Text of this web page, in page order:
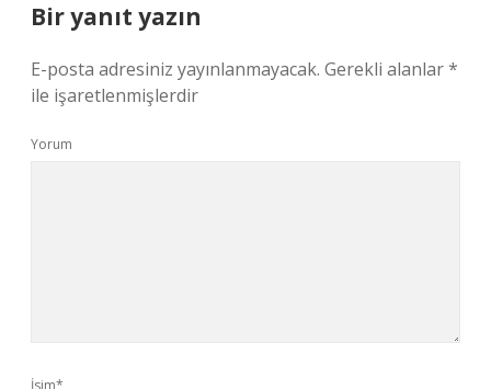
Bir yanıt yazın
E-posta adresiniz yayınlanmayacak. Gerekli alanlar*
ile işaretlenmişlerdir
Yorum
İsim*